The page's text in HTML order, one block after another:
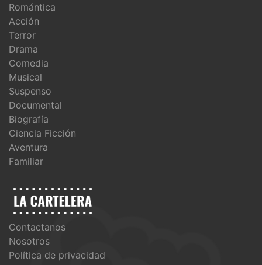
Romántica
Acción
Terror
Drama
Comedia
Musical
Suspenso
Documental
Biografía
Ciencia Ficción
Aventura
Familiar
Contactanos
Nosotros
Política de privacidad